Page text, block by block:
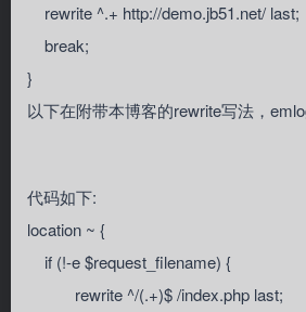
rewrite ^.+ http://demo.jb51.net/ last;
break;
}
以下在附带本博客的rewrite写法，
代码如下:
location ~ {
if (!-e $request_filename) {
rewrite ^/(.+)$ /index.php last;